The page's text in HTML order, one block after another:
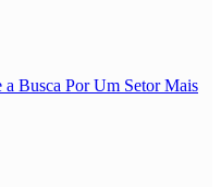
Busca Por Um Setor Mais